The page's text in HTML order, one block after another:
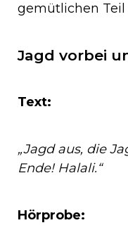
gemütlichen Teil
Jagd vorbei
Text:
„Jagd aus, die
Ende! Halali.“
Hörprobe: